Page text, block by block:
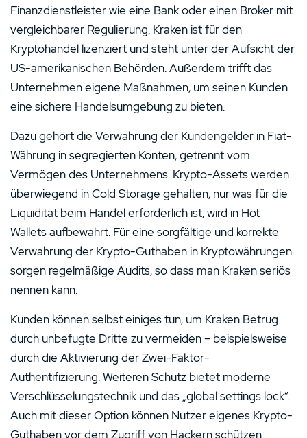
Finanzdienstleister wie eine Bank oder einen Broker mit
vergleichbarer Regulierung. Kraken ist für den
Kryptohandel lizenziert und steht unter der Aufsicht der
US-amerikanischen Behörden. Außerdem trifft das
Unternehmen eigene Maßnahmen, um seinen Kunden
eine sichere Handelsumgebung zu bieten.
Dazu gehört die Verwahrung der Kundengelder in Fiat-
Währung in segregierten Konten, getrennt vom
Vermögen des Unternehmens. Krypto-Assets werden
überwiegend in Cold Storage gehalten, nur was für die
Liquidität beim Handel erforderlich ist, wird in Hot
Wallets aufbewahrt. Für eine sorgfältige und korrekte
Verwahrung der Krypto-Guthaben in Kryptowährungen
sorgen regelmäßige Audits, so dass man Kraken seriös
nennen kann.
Kunden können selbst einiges tun, um Kraken Betrug
durch unbefugte Dritte zu vermeiden – beispielsweise
durch die Aktivierung der Zwei-Faktor-
Authentifizierung. Weiteren Schutz bietet moderne
Verschlüsselungstechnik und das „global settings lock“.
Auch mit dieser Option können Nutzer eigenes Krypto-
Guthaben vor dem Zugriff von Hackern schützen.